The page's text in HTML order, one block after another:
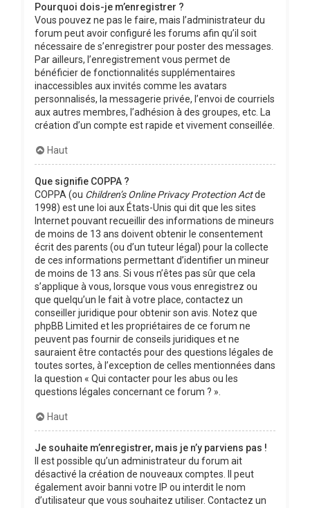
Pourquoi dois-je m’enregistrer ?
Vous pouvez ne pas le faire, mais l’administrateur du
forum peut avoir configuré les forums afin qu’il soit
nécessaire de s’enregistrer pour poster des messages.
Par ailleurs, l’enregistrement vous permet de
bénéficier de fonctionnalités supplémentaires
inaccessibles aux invités comme les avatars
personnalisés, la messagerie privée, l’envoi de courriels
aux autres membres, l’adhésion à des groupes, etc. La
création d’un compte est rapide et vivement conseillée.
Haut
Que signifie COPPA ?
COPPA (ou Children’s Online Privacy Protection Actde
1998) est une loi aux États-Unis qui dit que les sites
Internet pouvant recueillir des informations de mineurs
de moins de 13 ans doivent obtenir le consentement
écrit des parents (ou d’un tuteur légal) pour la collecte
de ces informations permettant d’identifier un mineur
de moins de 13 ans. Si vous n’êtes pas sûr que cela
s’applique à vous, lorsque vous vous enregistrez ou
que quelqu’un le fait à votre place, contactez un
conseiller juridique pour obtenir son avis. Notez que
phpBB Limited et les propriétaires de ce forum ne
peuvent pas fournir de conseils juridiques et ne
sauraient être contactés pour des questions légales de
toutes sortes, à l’exception de celles mentionnées dans
la question « Qui contacter pour les abus ou les
questions légales concernant ce forum ? ».
Haut
Je souhaite m’enregistrer, mais je n’y parviens pas !
Il est possible qu’un administrateur du forum ait
désactivé la création de nouveaux comptes. Il peut
également avoir banni votre IP ou interdit le nom
d’utilisateur que vous souhaitez utiliser. Contactez un